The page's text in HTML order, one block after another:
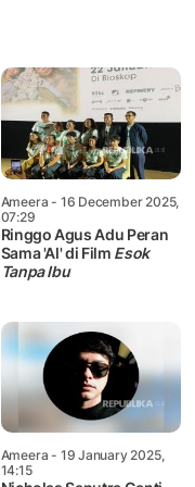
Ameera - 16 December 2025,
07:29
Ringgo Agus Adu Peran
Sama 'Al' di Film Esok
Tanpa Ibu
Ameera - 19 January 2025,
14:15